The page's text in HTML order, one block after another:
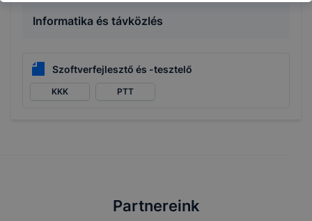
Informatika és távközlés
Szoftverfejlesztő és -tesztelő
KKK PTT
Partnereink